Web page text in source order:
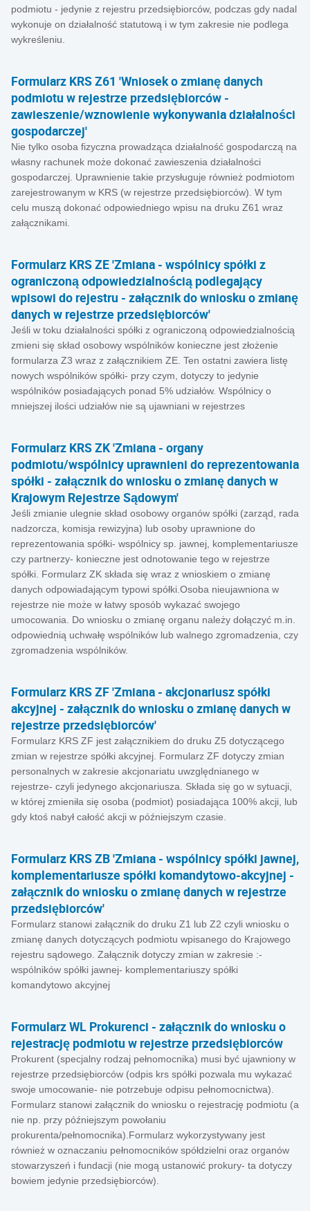
podmiotu - jedynie z rejestru przedsiębiorców, podczas gdy nadal
wykonuje on działalność statutową i w tym zakresie nie podlega
wykreśleniu.
Formularz KRS Z61 'Wniosek o zmianę danych
podmiotu w rejestrze przedsiębiorców -
zawieszenie/wznowienie wykonywania działalności
gospodarczej'
Nie tylko osoba fizyczna prowadząca działalność gospodarczą na
własny rachunek może dokonać zawieszenia działalności
gospodarczej. Uprawnienie takie przysługuje również podmiotom
zarejestrowanym w KRS (w rejestrze przedsiębiorców). W tym
celu muszą dokonać odpowiedniego wpisu na druku Z61 wraz
załącznikami.
Formularz KRS ZE 'Zmiana - wspólnicy spółki z
ograniczoną odpowiedzialnością podlegający
wpisowi do rejestru - załącznik do wniosku o zmianę
danych w rejestrze przedsiębiorców'
Jeśli w toku działalności spółki z ograniczoną odpowiedzialnością
zmieni się skład osobowy wspólników konieczne jest złożenie
formularza Z3 wraz z załącznikiem ZE. Ten ostatni zawiera listę
nowych wspólników spółki- przy czym, dotyczy to jedynie
wspólników posiadających ponad 5% udziałów. Wspólnicy o
mniejszej ilości udziałów nie są ujawniani w rejestrzes
Formularz KRS ZK 'Zmiana - organy
podmiotu/wspólnicy uprawnieni do reprezentowania
spółki - załącznik do wniosku o zmianę danych w
Krajowym Rejestrze Sądowym'
Jeśli zmianie ulegnie skład osobowy organów spółki (zarząd, rada
nadzorcza, komisja rewizyjna) lub osoby uprawnione do
reprezentowania spółki- wspólnicy sp. jawnej, komplementariusze
czy partnerzy- konieczne jest odnotowanie tego w rejestrze
spółki. Formularz ZK składa się wraz z wnioskiem o zmianę
danych odpowiadającym typowi spółki.Osoba nieujawniona w
rejestrze nie może w łatwy sposób wykazać swojego
umocowania. Do wniosku o zmianę organu należy dołączyć m.in.
odpowiednią uchwałę wspólników lub walnego zgromadzenia, czy
zgromadzenia wspólników.
Formularz KRS ZF 'Zmiana - akcjonariusz spółki
akcyjnej - załącznik do wniosku o zmianę danych w
rejestrze przedsiębiorców'
Formularz KRS ZF jest załącznikiem do druku Z5 dotyczącego
zmian w rejestrze spółki akcyjnej. Formularz ZF dotyczy zmian
personalnych w zakresie akcjonariatu uwzględnianego w
rejestrze- czyli jedynego akcjonariusza. Składa się go w sytuacji,
w której zmieniła się osoba (podmiot) posiadająca 100% akcji, lub
gdy ktoś nabył całość akcji w późniejszym czasie.
Formularz KRS ZB 'Zmiana - wspólnicy spółki jawnej,
komplementariusze spółki komandytowo-akcyjnej -
załącznik do wniosku o zmianę danych w rejestrze
przedsiębiorców'
Formularz stanowi załącznik do druku Z1 lub Z2 czyli wniosku o
zmianę danych dotyczących podmiotu wpisanego do Krajowego
rejestru sądowego. Załącznik dotyczy zmian w zakresie :-
wspólników spółki jawnej- komplementariuszy spółki
komandytowo akcyjnej
Formularz WL Prokurenci - załącznik do wniosku o
rejestrację podmiotu w rejestrze przedsiębiorców
Prokurent (specjalny rodzaj pełnomocnika) musi być ujawniony w
rejestrze przedsiębiorców (odpis krs spółki pozwala mu wykazać
swoje umocowanie- nie potrzebuje odpisu pełnomocnictwa).
Formularz stanowi załącznik do wniosku o rejestrację podmiotu (a
nie np. przy późniejszym powołaniu
prokurenta/pełnomocnika).Formularz wykorzystywany jest
również w oznaczaniu pełnomocników spółdzielni oraz organów
stowarzyszeń i fundacji (nie mogą ustanowić prokury- ta dotyczy
bowiem jedynie przedsiębiorców).